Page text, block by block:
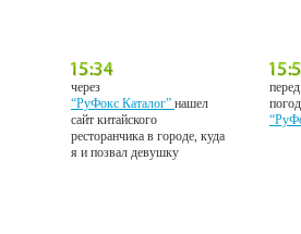
через
“РуФокс Каталог”нашел
сайт китайского
ресторанчика в городе, куда
я и позвал девушку